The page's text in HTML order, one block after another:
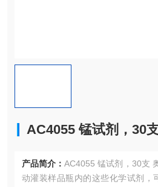
AC4055 锰试剂，30
产品简介： AC4055 锰试剂，30支
动灌装样品瓶内的这些化学试剂，